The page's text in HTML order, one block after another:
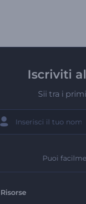
Iscriviti
Sii tra i
Puoi
Risorse